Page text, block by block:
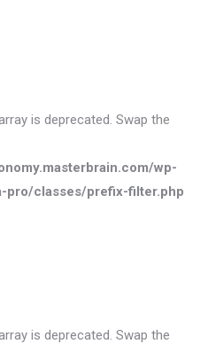
is deprecated. Swap the
wp-
pro/classes/prefix-filter.php
is deprecated. Swap the